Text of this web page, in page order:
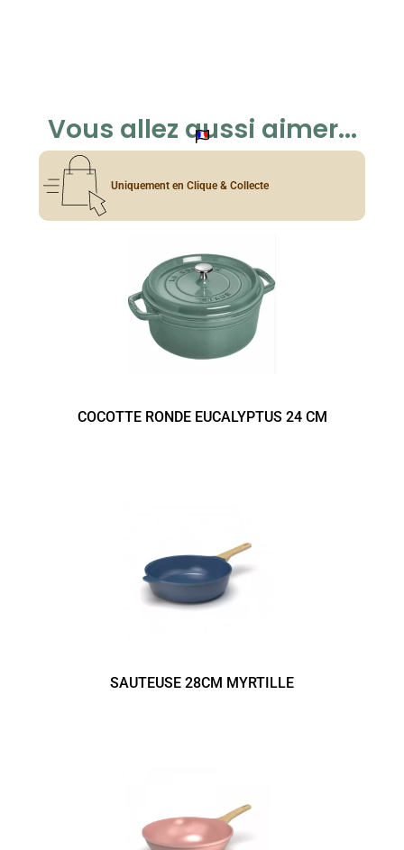
Vous allez aussi aimer...
Uniquement en Clique & Collecte
COCOTTE RONDE EUCALYPTUS 24 CM
SAUTEUSE 28CM MYRTILLE